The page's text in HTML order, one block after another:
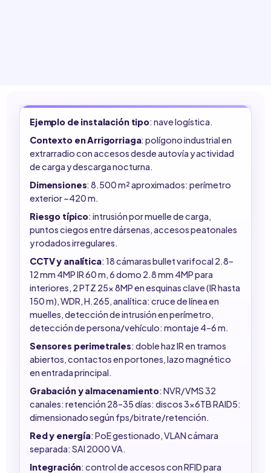
Ejemplo de instalación tipo: nave logística.
Contexto en Arrigorriaga: polígono industrial en
extrarradio con accesos desde autovía y actividad
de carga y descarga nocturna.
Dimensiones: 8.500 m² aproximados: perímetro
exterior ~420 m.
Riesgo típico: intrusión por muelle de carga,
puntos ciegos entre dársenas, accesos peatonales
y rodados irregulares.
CCTV y analítica: 18 cámaras bullet varifocal 2.8–
12 mm 4MP IR 60 m, 6 domo 2.8 mm 4MP para
interiores, 2 PTZ 25x 8MP en esquinas clave (IR hasta
150 m), WDR, H.265, analítica: cruce de línea en
muelles, detección de intrusión en perímetro,
detección de persona/vehículo: montaje 4–6 m.
Sensores perimetrales: doble haz IR en tramos
abiertos, contactos en portones, lazo magnético
en entrada principal.
Grabación y almacenamiento: NVR/VMS 32
canales: retención 28–35 días: discos 3x6TB RAID5:
dimensionado según fps/bitrate/retención.
Red y energía: PoE gestionado, VLAN cámara
separada: SAI 2000 VA.
Integración: control de accesos con RFID para